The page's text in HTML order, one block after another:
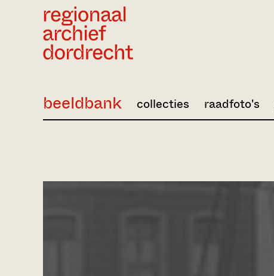
beeldbank collecties raadfoto's